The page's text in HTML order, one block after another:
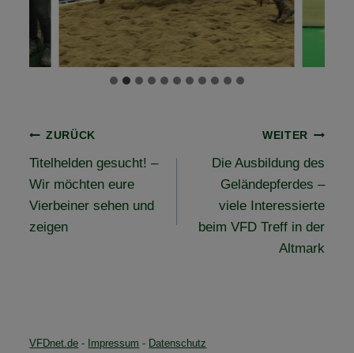
Beitragsnavigation
ZURÜCK
Titelhelden gesucht! –
Wir möchten eure
Vierbeiner sehen und
zeigen
WEITER
Die Ausbildung des
Geländepferdes –
viele Interessierte
beim VFD Treff in der
Altmark
VFDnet.de - Impressum - Datenschutz